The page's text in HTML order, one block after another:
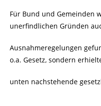
Für Bund und Gemeinden
unerfindlichen Gründen
Ausnahmeregelungen
o.a. Gesetz, sondern
unten nachstehende